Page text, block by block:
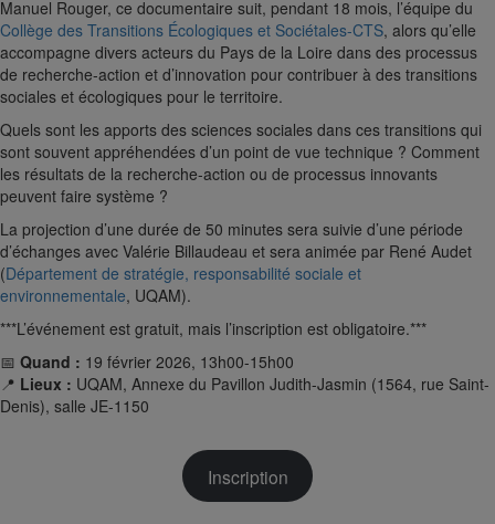
Manuel Rouger, ce documentaire suit, pendant 18 mois, l’équipe du
Collège des Transitions Écologiques et Sociétales-CTS, alors qu’elle
accompagne divers acteurs du Pays de la Loire dans des processus
de recherche-action et d’innovation pour contribuer à des transitions
sociales et écologiques pour le territoire.
Quels sont les apports des sciences sociales dans ces transitions qui
sont souvent appréhendées d’un point de vue technique ? Comment
les résultats de la recherche-action ou de processus innovants
peuvent faire système ?
La projection d’une durée de 50 minutes sera suivie d’une période
d’échanges avec Valérie Billaudeau et sera animée par René Audet
(Département de stratégie, responsabilité sociale et
environnementale, UQAM).
***L’événement est gratuit, mais l’inscription est obligatoire.***
📅 Quand : 19 février 2026, 13h00-15h00
📍 Lieux : UQAM, Annexe du Pavillon Judith-Jasmin (1564, rue Saint-
Denis), salle JE-1150
Inscription